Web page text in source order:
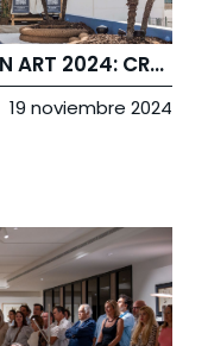
ILLUSION EN MARBELLA DESIGN ART 2024: CREANDO ESPACIOS QUE SE TRANSFORMAN CON TECNOLOGÍA Y EMOCIÓN
19 noviembre 2024